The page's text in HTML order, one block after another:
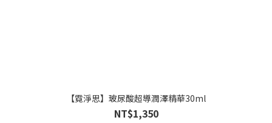
【霓淨思】玻尿酸超導潤澤精華30ml
NT$1,350